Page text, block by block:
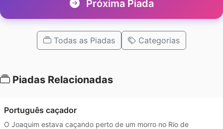
Próxima Piada
Todas as Piadas Categorias
Piadas Relacionadas
Português caçador
O Joaquim estava caçando perto de um morro no Rio de